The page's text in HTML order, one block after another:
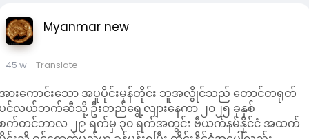
Myanmar new
45 w- Translate
ားကောင်းသော အပူပိုင်းမုန်တိုင်း ဘူအလွိုင်သည် တောင်တရုတ်
င်လယ်ဘက်ဆီသို့ ဦးတည်ရွေ့လျားနေကာ ၂၀၂၅ ခုနှစ်
က်တင်ဘာလ ၂၉ ရက်မှ ၃၀ ရက်အတွင်း ဗီယက်နမ်နိုင်ငံ အထက်